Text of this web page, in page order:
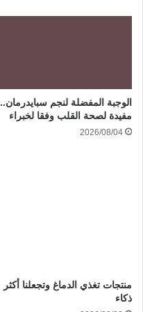
الوجبة المفضلة لنجم سبايدرمان..
مفيدة لصحة القلب وفقا لخبراء
2026/08/04
منتجات تغذي الدماغ وتجعلنا أكثر
ذكاء